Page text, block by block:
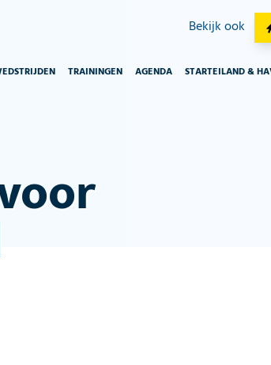
Bekijk ook
TRAININGEN AGENDA STARTEILAND &